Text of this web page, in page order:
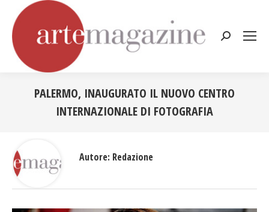
Cerca:
PALERMO, INAUGURATO IL NUOVO CENTRO
INTERNAZIONALE DI FOTOGRAFIA
Autore: Redazione